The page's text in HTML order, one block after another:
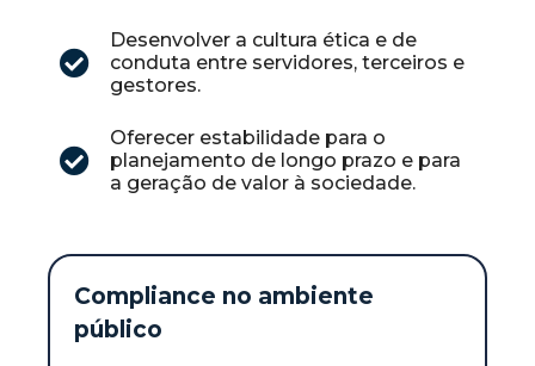
Desenvolver a cultura ética e de
conduta entre servidores, terceiros e
gestores.
Oferecer estabilidade para o
planejamento de longo prazo e para
a geração de valor à sociedade.
Compliance no ambiente
público